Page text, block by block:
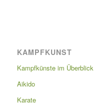
KAMPFKUNST
Kampfkünste im Überblick
Aikido
Karate